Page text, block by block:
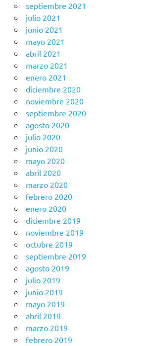
septiembre 2021
julio 2021
junio 2021
mayo 2021
abril 2021
marzo 2021
enero 2021
diciembre 2020
noviembre 2020
septiembre 2020
agosto 2020
julio 2020
junio 2020
mayo 2020
abril 2020
marzo 2020
febrero 2020
enero 2020
diciembre 2019
noviembre 2019
octubre 2019
septiembre 2019
agosto 2019
julio 2019
junio 2019
mayo 2019
abril 2019
marzo 2019
febrero 2019